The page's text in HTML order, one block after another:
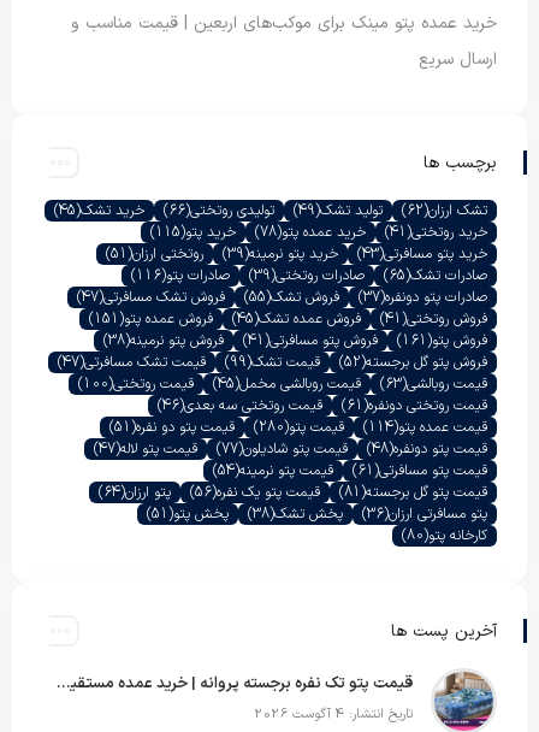
خرید عمده پتو مینک برای موکب‌های اربعین | قیمت مناسب و
ارسال سریع
برچسب ها
تشک ارزان(62) تولید تشک(49) تولیدی روتختی(66) خرید تشک(45)
خرید روتختی(41) خرید عمده پتو(78) خرید پتو(115)
خرید پتو مسافرتی(43) خرید پتو نرمینه(39) روتختی ارزان(51)
صادرات تشک(65) صادرات روتختی(39) صادرات پتو(116)
صادرات پتو دونفره(37) فروش تشک(55) فروش تشک مسافرتی(47)
فروش روتختی(41) فروش عمده تشک(45) فروش عمده پتو(151)
فروش پتو(161) فروش پتو مسافرتی(41) فروش پتو نرمینه(38)
فروش پتو گل برجسته(52) قیمت تشک(99) قیمت تشک مسافرتی(47)
قیمت روبالشی(63) قیمت روبالشی مخمل(45) قیمت روتختی(100)
قیمت روتختی دونفره(61) قیمت روتختی سه بعدی(46)
قیمت عمده پتو(114) قیمت پتو(280) قیمت پتو دو نفره(51)
قیمت پتو دونفره(48) قیمت پتو شادیلون(77) قیمت پتو لاله(47)
قیمت پتو مسافرتی(61) قیمت پتو نرمینه(54)
قیمت پتو گل برجسته(81) قیمت پتو یک نفره(56) پتو ارزان(64)
پتو مسافرتی ارزان(36) پخش تشک(38) پخش پتو(51)
کارخانه پتو(80)
آخرین پست ها
قیمت پتو تک نفره برجسته پروانه | خرید عمده مستقیم با بهترین قیمت بازار
تاریخ انتشار: 4 آگوست 2026